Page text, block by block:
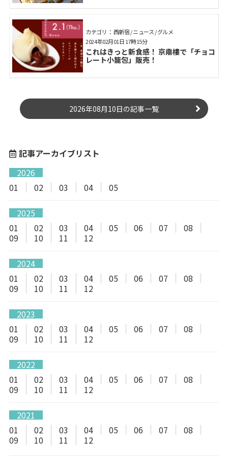
カテゴリ： 西新宿 / ニュース / グルメ
これはきっと新食感！ 京鼎樓で「チョコ
レート小籠包」販売！
2024年02月01日 17時15分
2026年08月10日の記事一覧
記事アーカイブリスト
2026
01
02 03 04 05
2025
01
02 03 04 05 06 07
08
09
10 11 12
2024
01
02 03 04 05 06 07
08
09
10 11 12
2023
01
02 03 04 05 06 07
08
09
10 11 12
2022
01
02 03 04 05 06 07
08
09
10 11 12
2021
01
02 03 04 05 06 07
08
09
10 11 12